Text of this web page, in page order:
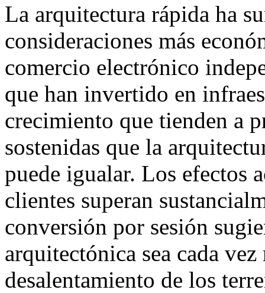
La arquitectura rápida ha
consideraciones más
comercio electrónico
que han invertido en
crecimiento que tienden a
sostenidas que la
puede igualar. Los efectos
clientes superan
conversión por sesión
arquitectónica sea cada
desalentamiento de los